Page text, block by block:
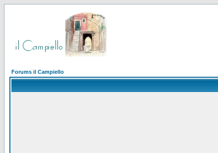
Forums il Campiello